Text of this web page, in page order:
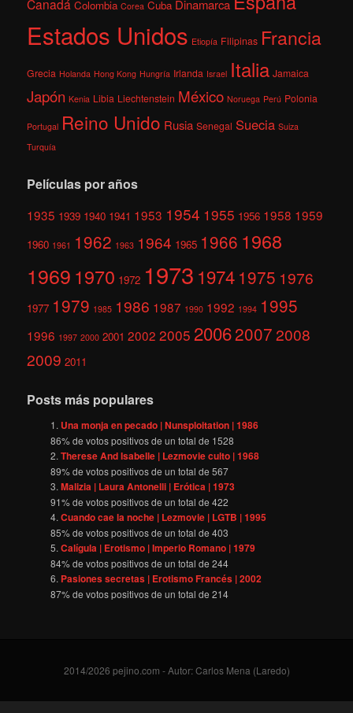
Canadá Colombia Corea Cuba Dinamarca
Estados Unidos Etiopía Filipinas Francia
Grecia Holanda Hong Kong Hungría Irlanda Israel Italia Jamaica
Japón Kenia Libia Liechtenstein México Noruega Perú Polonia
Portugal Reino Unido Rusia Senegal Suecia Suiza
Turquía
Películas por años
1935 1939 1940 1941 1953 1954 1955 1956 1958 1959
1960 1961 1962 1963 1964 1965 1966 1968
1969 1970 1972 1973 1974 1975 1976
1977 1979 1985 1986 1987 1990 1992 1994 1995
1996 1997 2000 2001 2002 2005 200620072008
2009 2011
Posts más populares
Una monja en pecado | Nunsploitation | 1986
86% de votos positivos de un total de 1528
Therese And Isabelle | Lezmovie culto | 1968
89% de votos positivos de un total de567
Malizia | Laura Antonelli | Erótica | 1973
91% de votos positivos de un total de422
Cuando cae la noche | Lezmovie | LGTB | 1995
85% de votos positivos de un total de403
Calígula | Erotismo | Imperio Romano | 1979
84% de votos positivos de un total de244
Pasiones secretas | Erotismo Francés | 2002
87% de votos positivos de un total de214
2014/2026 pejino.com - Autor: Carlos Mena (Laredo)